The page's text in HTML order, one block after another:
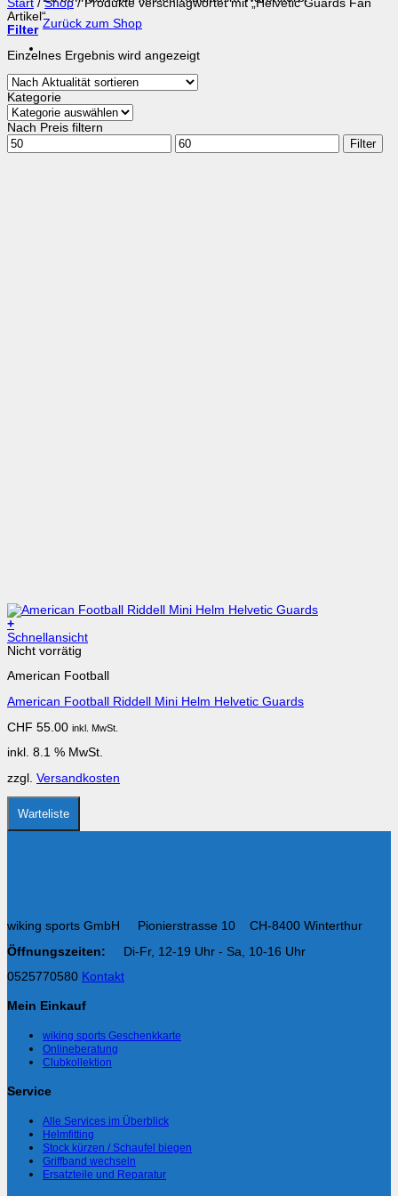
Zurück zum Shop
Start / Shop /Produkte verschlagwortet mit „Helvetic Guards Fan
Artikel“
Filter
Einzelnes Ergebnis wird angezeigt
Kategorie
Nach Preis filtern
Min.
Preis
Max.
Preis
Filter
+
Schnellansicht
Nicht vorrätig
American Football
American Football Riddell Mini Helm Helvetic Guards
CHF 55.00 inkl. MwSt.
inkl. 8.1 % MwSt.
zzgl. Versandkosten
Warteliste
wiking sports GmbH Pionierstrasse 10 CH-8400 Winterthur
Öffnungszeiten: Di-Fr, 12-19 Uhr - Sa, 10-16 Uhr
0525770580 Kontakt
Mein Einkauf
wiking sports Geschenkkarte
Onlineberatung
Clubkollektion
Service
Alle Services im Überblick
Helmfitting
Stock kürzen / Schaufel biegen
Griffband wechseln
Ersatzteile und Reparatur